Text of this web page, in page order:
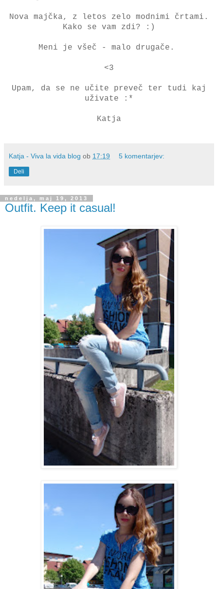
Nova majčka, z letos zelo modnimi črtami.
Kako se vam zdi? :)
Meni je všeč - malo drugače.
<3
Upam, da se ne učite preveč ter tudi kaj
uživate :*
Katja
Katja - Viva la vida blog ob 17:19 5 komentarjev:
Deli
nedelja, maj 19, 2013
Outfit. Keep it casual!